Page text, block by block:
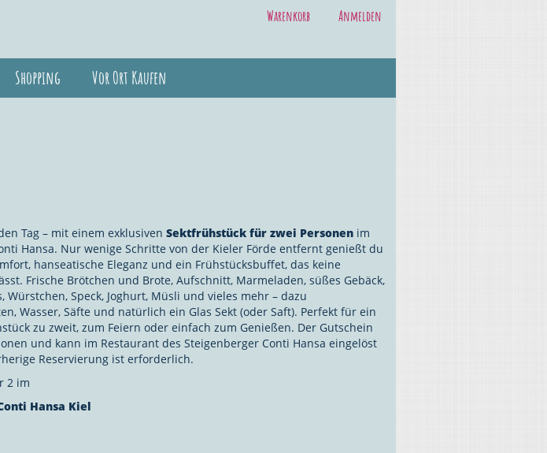
Warenkorb Anmelden
Shopping Vor Ort Kaufen
Tag – mit einem exklusiven Sektfrühstück für zwei Personen im
Hansa. Nur wenige Schritte von der Kieler Förde entfernt genießt du
hanseatische Eleganz und ein Frühstücksbuffet, das keine
Frische Brötchen und Brote, Aufschnitt, Marmeladen, süßes Gebäck,
Würstchen, Speck, Joghurt, Müsli und vieles mehr – dazu
Wasser, Säfte und natürlich ein Glas Sekt (oder Saft). Perfekt für ein
zu zweit, zum Feiern oder einfach zum Genießen. Der Gutschein
und kann im Restaurant des Steigenberger Conti Hansa eingelöst
Reservierung ist erforderlich.
2 im
Hansa Kiel